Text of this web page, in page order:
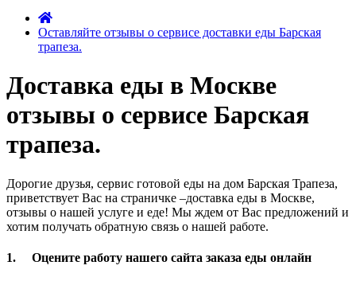
Оставляйте отзывы о сервисе доставки еды Барская
трапеза.
Доставка еды в Москве
отзывы о сервисе Барская
трапеза.
Дорогие друзья, сервис готовой еды на дом Барская Трапеза,
приветствует Вас на страничке –доставка еды в Москве,
отзывы о нашей услуге и еде! Мы ждем от Вас предложений и
хотим получать обратную связь о нашей работе.
1. Оцените работу нашего сайта заказа еды онлайн